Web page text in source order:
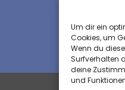
Um dir ein
Cookies, um
Wenn du
Surfverhalten
deine
und
Impressum